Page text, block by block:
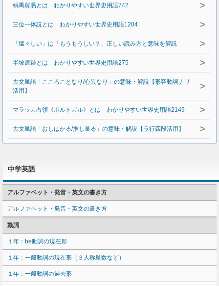
絹馬貿易とは わかりやすい世界史用語742 >
三位一体説とは わかりやすい世界史用語1204 >
「猛々しい」は「もうもうしい？」正しい読み方と意味を解説 >
半坡遺跡とは わかりやすい世界史用語275 >
古文単語「こころことなり/心異なり」の意味・解説【形容動詞ナリ
活用】
>
マラッカ占領《ポルトガル》とは わかりやすい世界史用語2149 >
古文単語「おしはかる/推し量る」の意味・解説【ラ行四段活用】 >
中学英語
アルファベット・発音・英文の書き方
アルファベット・発音・英文の書き方
動詞
１年：be動詞の現在形
１年：一般動詞の現在形（３人称単数など）
１年：一般動詞の過去形